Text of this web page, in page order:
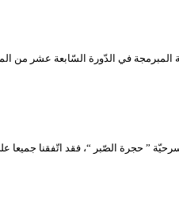
في الدّورة السّابعة عشر من
” حجرة الصّبر “، فقد اتّفقنا جميعا